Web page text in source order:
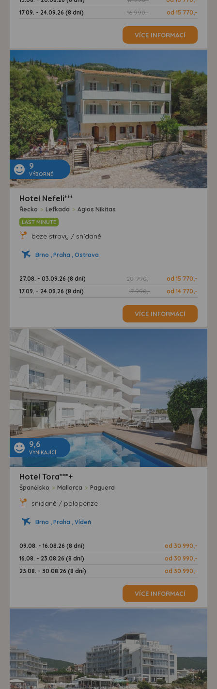
17.09. - 24.09.26 (8 dní)
16 990,- od 15 770,-
VÍCE INFORMACÍ
9
VÝBORNÉ
Hotel Nefeli***
Řecko > Lefkada > Agios Nikitas
LAST MINUTE
beze stravy / snídaně
Brno , Praha , Ostrava
27.08. - 03.09.26 (8 dní) 20 990,-
od 15 770,-
17.09. - 24.09.26 (8 dní)
17 990,- od 14 770,-
VÍCE INFORMACÍ
9,6
VYNIKAJÍCÍ
Hotel Tora***+
Španělsko > Mallorca > Paguera
snídaně / polopenze
Brno , Praha , Vídeň
09.08. - 16.08.26 (8 dní)
od 30 990,-
16.08. - 23.08.26 (8 dní)
od 30 990,-
23.08. - 30.08.26 (8 dní)
od 30 990,-
VÍCE INFORMACÍ